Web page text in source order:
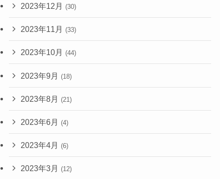
2023年12月 (30)
2023年11月 (33)
2023年10月 (44)
2023年9月 (18)
2023年8月 (21)
2023年6月 (4)
2023年4月 (6)
2023年3月 (12)